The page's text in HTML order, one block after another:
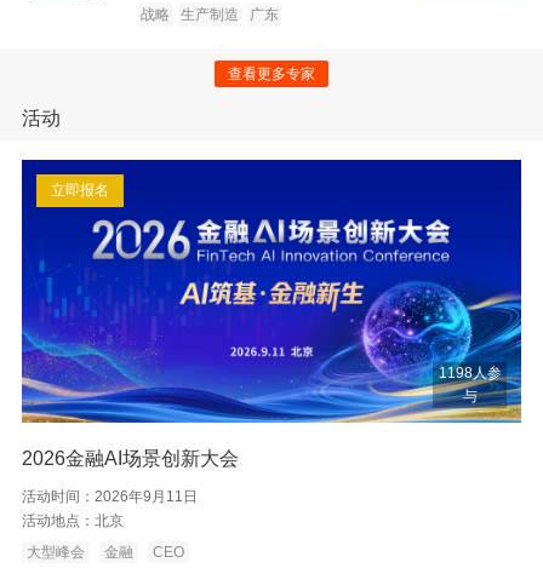
战略 生产制造 广东
查看更多专家
活动
立即报名
1198人参
与
2026金融AI场景创新大会
活动时间： 2026年9月11日
活动地点： 北京
大型峰会
金融 CEO